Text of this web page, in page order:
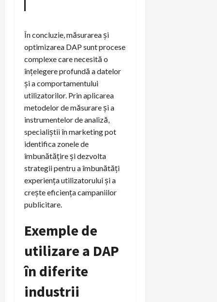
În concluzie, măsurarea și
optimizarea DAP sunt procese
complexe care necesită o
înțelegere profundă a datelor
și a comportamentului
utilizatorilor. Prin aplicarea
metodelor de măsurare și a
instrumentelor de analiză,
specialiștii în marketing pot
identifica zonele de
îmbunătățire și dezvolta
strategii pentru a îmbunătăți
experiența utilizatorului și a
crește eficiența campaniilor
publicitare.
Exemple de
utilizare a DAP
în diferite
industrii